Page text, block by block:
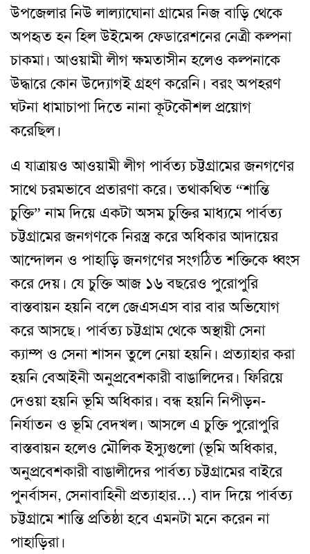
উপজেলার নিউ লাল্যাঘোনা গ্রামের নিজ বাড়ি থেকে
অপহৃত হন হিল উইমেন্স ফেডারেশনের নেত্রী কল্পনা
চাকমা। আওয়ামী লীগ ক্ষমতাসীন হলেও কল্পনাকে
উদ্ধারে কোন উদ্যোগই গ্রহণ করেনি। বরং অপহরণ
ঘটনা ধামাচাপা দিতে নানা কূটকৌশল প্রয়োগ
করেছিল।
এ যাত্রায়ও আওয়ামী লীগ পার্বত্য চট্টগ্রামের জনগণের
সাথে চরমভাবে প্রতারণা করে। তথাকথিত “শান্তি
চুক্তি” নাম দিয়ে একটা অসম চুক্তির মাধ্যমে পার্বত্য
চট্টগ্রামের জনগণকে নিরস্ত্র করে অধিকার আদায়ের
আন্দোলন ও পাহাড়ি জনগণের সংগঠিত শক্তিকে ধ্বংস
করে দেয়। যে চুক্তি আজ ১৬ বছরেও পুরোপুরি
বাস্তবায়ন হয়নি বলে জেএসএস বার বার অভিযোগ
করে আসছে। পার্বত্য চট্টগ্রাম থেকে অস্থায়ী সেনা
ক্যাম্প ও সেনা শাসন তুলে নেয়া হয়নি। প্রত্যাহার করা
হয়নি বেআইনী অনুপ্রবেশকারী বাঙালিদের। ফিরিয়ে
দেওয়া হয়নি ভূমি অধিকার। বন্ধ হয়নি নিপীড়ন-
নির্যাতন ও ভূমি বেদখল। আসলে এ চুক্তি পুরোপুরি
বাস্তবায়ন হলেও মৌলিক ইস্যুগুলো (ভূমি অধিকার,
অনুপ্রবেশকারী বাঙালীদের পার্বত্য চট্টগ্রামের বাইরে
পুনর্বাসন, সেনাবাহিনী প্রত্যাহার…) বাদ দিয়ে পার্বত্য
চট্টগ্রামে শান্তি প্রতিষ্ঠা হবে এমনটা মনে করেন না
পাহাড়িরা।